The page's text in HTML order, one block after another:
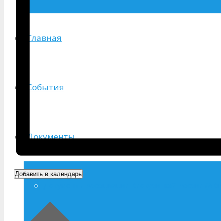
Главная
События
Документы
Добавить в календарь